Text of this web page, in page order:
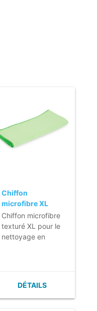
Chiffon
microfibre XL
très résistant -
52 x 62 cm -
VERT
Chiffon microfibre
texturé XL pour le
nettoyage en
les cuisines et les
garde-manger.
- Lavable au
DÉTAILS